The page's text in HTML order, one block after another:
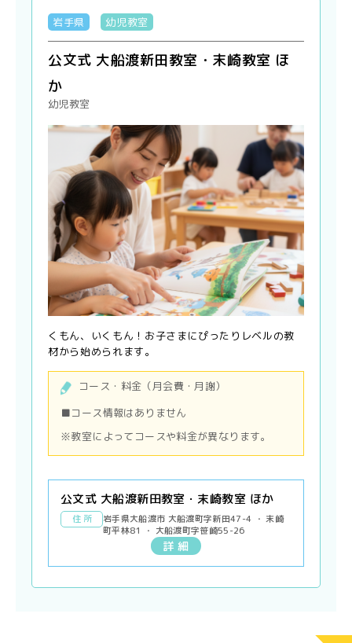
岩手県 幼児教室
公文式 大船渡新田教室・末崎教室 ほ
か
幼児教室
くもん、いくもん！お子さまにぴったりレベルの教
材から始められます。
コース・料金（月会費・月謝）
■コース情報はありません
※教室によってコースや料金が異なります。
公文式 大船渡新田教室・末崎教室 ほか
住 所
岩手県大船渡市 大船渡町字新田47-4 ・ 末崎
町平林81 ・ 大船渡町字笹崎55-26
詳 細